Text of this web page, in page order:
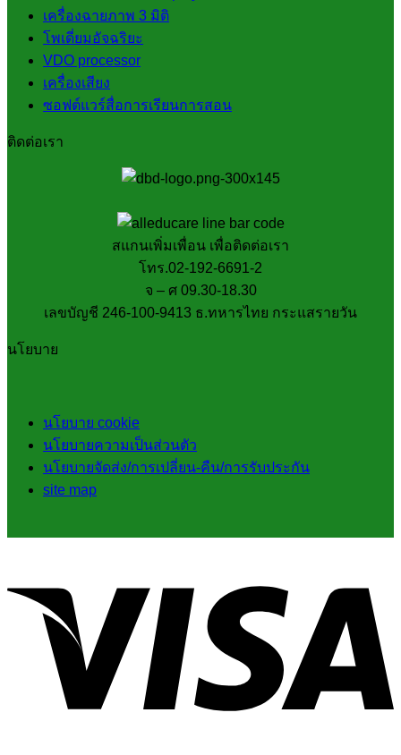
เครื่องฉายภาพ 3 มิติ
โพเดี่ยมอัจฉริยะ
VDO processor
เครื่องเสียง
ซอฟต์แวร์สื่อการเรียนการสอน
ติดต่อเรา
สแกนเพิ่มเพื่อน เพื่อติดต่อเรา
โทร.02-192-6691-2
จ – ศ 09.30-18.30
เลขบัญชี 246-100-9413 ธ.ทหารไทย กระแสรายวัน
นโยบาย
นโยบาย cookie
นโยบายความเป็นส่วนตัว
นโยบายจัดส่ง/การเปลี่ยน-คืน/การรับประกัน
site map